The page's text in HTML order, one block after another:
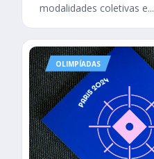
modalidades coletivas e...
OLIMPÍADAS